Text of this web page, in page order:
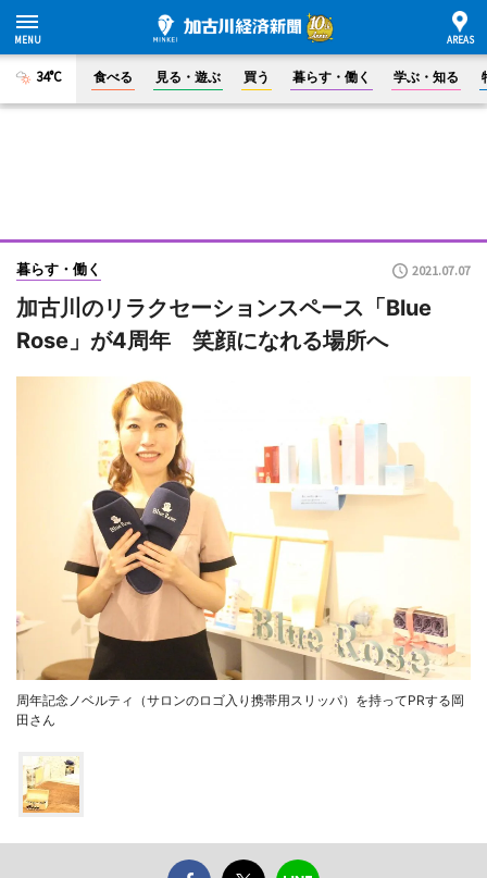
34°C 食べる 見る・遊ぶ 買う 暮らす・働く 学ぶ・知る
暮らす・働く 2021.07.07
加古川のリラクセーションスペース「Blue
Rose」が4周年 笑顔になれる場所へ
周年記念ノベルティ（サロンのロゴ入り携帯用スリッパ）を持ってPRする岡
田さん